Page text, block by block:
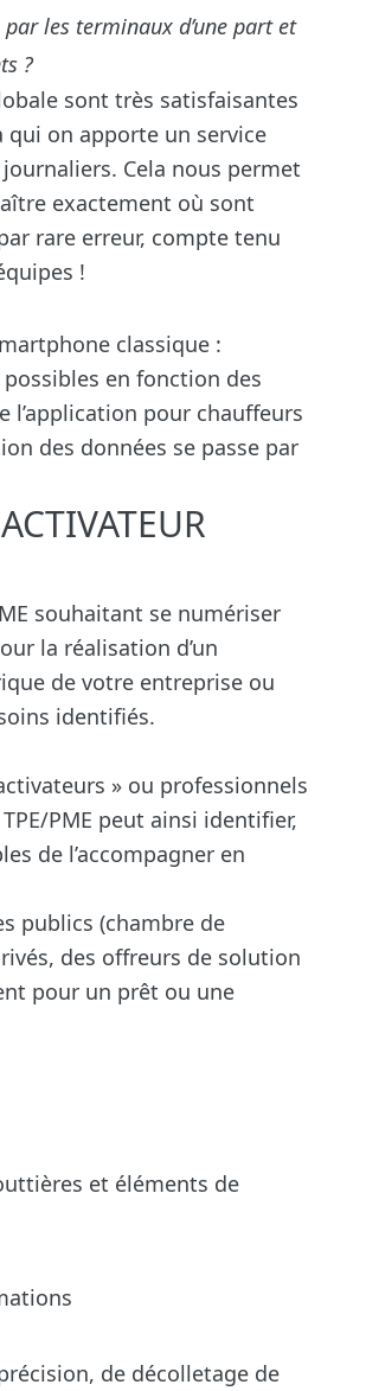
les terminaux d’une part et
?
sont très satisfaisantes
on apporte un service
Cela nous permet
exactement où sont
rare erreur, compte tenu
!
classique :
en fonction des
l’application pour chauffeurs
des données se passe par
souhaitant se numériser
la réalisation d’un
de votre entreprise ou
identifiés.
» ou professionnels
PME peut ainsi identifier,
de l’accompagner en
publics (chambre de
des offreurs de solution
pour un prêt ou une
et éléments de
de décolletage de